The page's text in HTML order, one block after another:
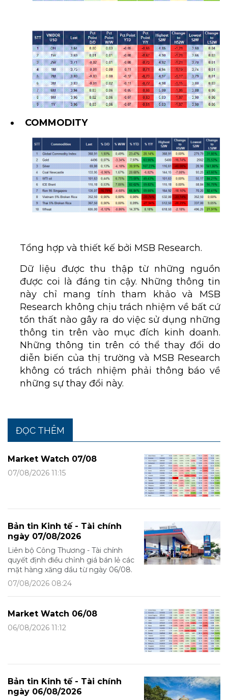
COMMODITY
Tổng hợp và thiết kế bởi MSB Research.
Dữ liệu được thu thập từ những nguồn
được coi là đáng tin cậy. Những thông tin
này chỉ mang tính tham khảo và MSB
Research không chịu trách nhiệm về bất cứ
tổn thất nào gây ra do việc sử dụng những
thông tin trên vào mục đích kinh doanh.
Những thông tin trên có thể thay đổi do
diễn biến của thị trường và MSB Research
không có trách nhiệm phải thông báo về
những sự thay đổi này.
ĐỌC THÊM
Market Watch 07/08
07/08/2026 11:15
Bản tin Kinh tế - Tài chính
ngày 07/08/2026
Liên bộ Công Thương - Tài chính
quyết định điều chỉnh giá bán lẻ các
mặt hàng xăng dầu từ ngày 06/08.
07/08/2026 08:24
Market Watch 06/08
06/08/2026 11:12
Bản tin Kinh tế - Tài chính
ngày 06/08/2026